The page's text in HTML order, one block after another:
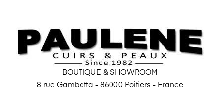
BOUTIQUE & SHOWROOM
8 rue Gambetta - 86000 Poitiers - France